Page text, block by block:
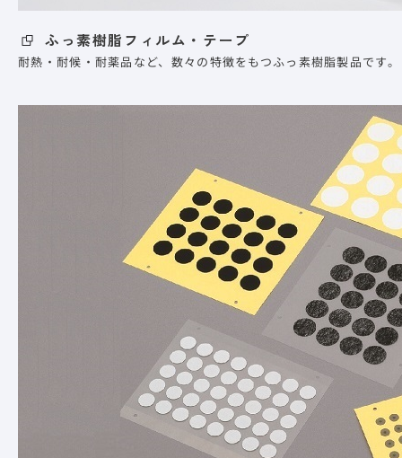
ふっ素樹脂フィルム・テープ
耐熱・耐候・耐薬品など、数々の特徴をもつふっ素樹脂製品です。